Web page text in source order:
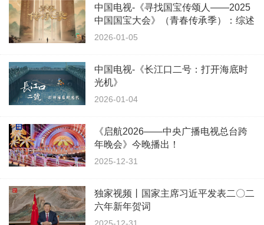
中国电视-《寻找国宝传颂人——2025
中国国宝大会》（青春传承季）：综述
2026-01-05
中国电视-《长江口二号：打开海底时
光机》
2026-01-04
《启航2026——中央广播电视总台跨
年晚会》今晚播出！
2025-12-31
独家视频丨国家主席习近平发表二〇二
六年新年贺词